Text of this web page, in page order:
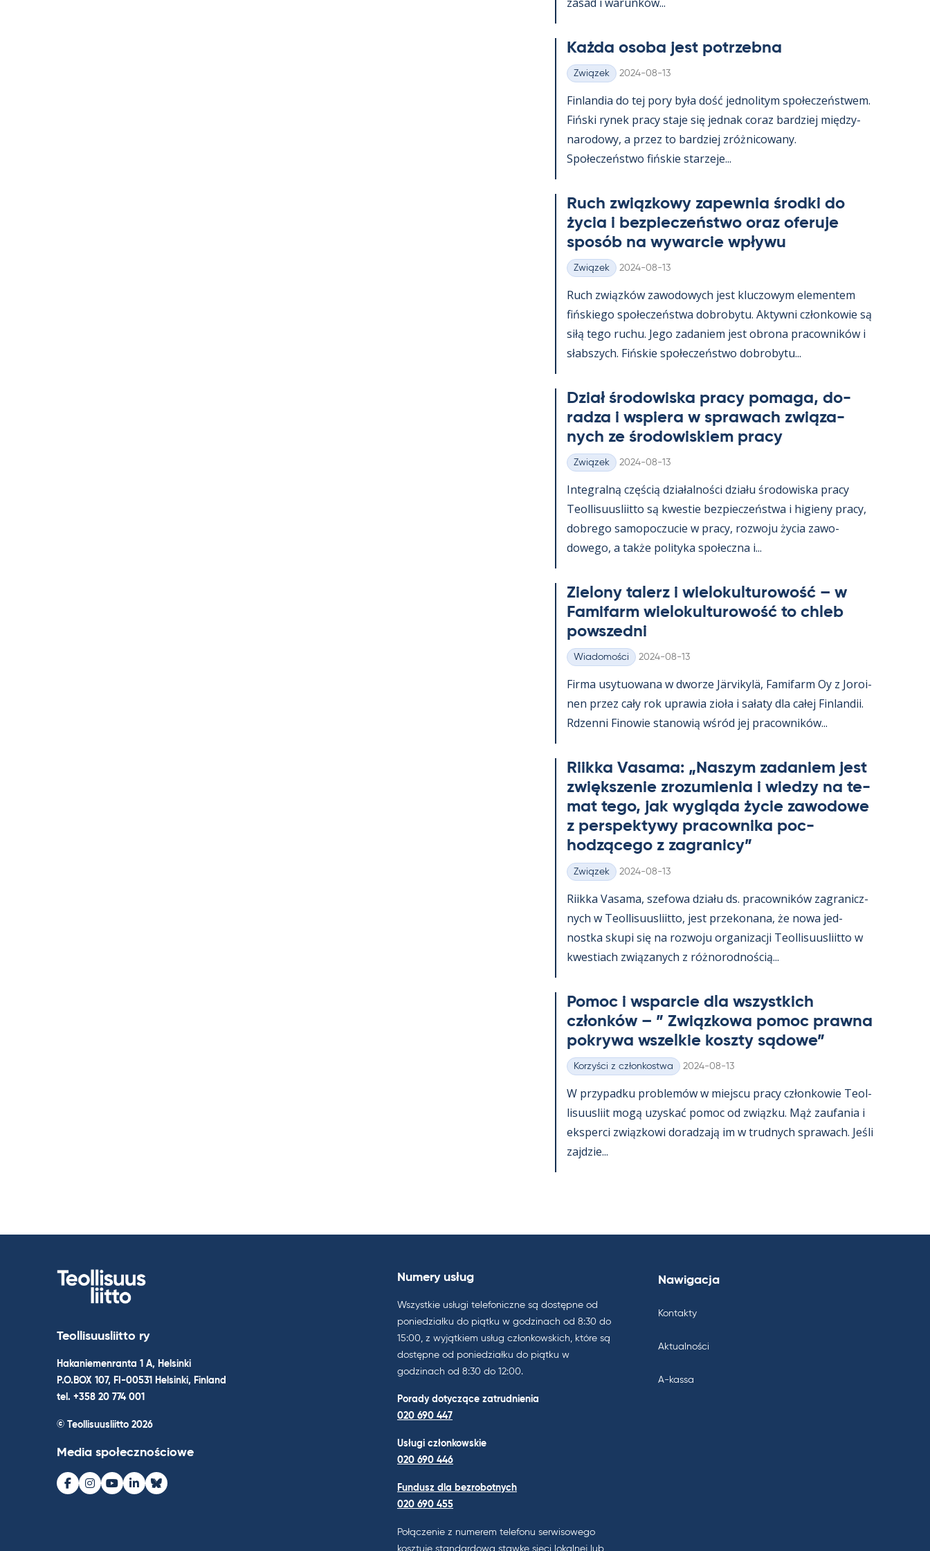
Każda osoba jest potrzebna
Kategorie
Związek Kirjoitettu
2024-08-13
Fin­lan­dia do tej pory była dość jed­no­li­tym społeczeństwem.
Fiński ry­nek pracy staje się jed­nak co­raz bardziej między­
na­ro­dowy, a przez to bardziej zróż­nicowany.
Społeczeństwo fińs­kie starzeje...
Ruch związ­kowy za­pew­nia środki do
życia i bez­pieczeństwo oraz ofe­ruje
sposób na wywarcie wpływu
Kategorie
Związek Kirjoitettu
2024-08-13
Ruch związków zawo­dowych jest kluczowym ele­men­tem
fińs­kiego społeczeństwa do­bro­bytu. Ak­tywni człon­kowie są
siłą tego ruchu. Jego za­da­niem jest obrona pracow­ników i
słabszych. Fińs­kie społeczeństwo do­bro­bytu...
Dział śro­dowiska pracy po­maga, do­
radza i ws­piera w sprawach związa­
nych ze śro­dowis­kiem pracy
Kategorie
Związek Kirjoitettu
2024-08-13
In­te­gralną częścią działal­ności działu śro­dowiska pracy
Teol­li­suus­liitto są kwes­tie bez­pieczeństwa i hi­gieny pracy,
dobrego sa­mo­poczucie w pracy, rozwoju życia zawo­
dowego, a także po­li­tyka społeczna i...
Zie­lony ta­lerz i wie­lo­kul­tu­rowość – w
Fa­mi­farm wie­lo­kul­tu­rowość to ch­leb
powszedni
Kategorie
Wiadomości Kirjoitettu
2024-08-13
Firma usy­tuowana w dworze Jär­vi­kylä, Fa­mi­farm Oy z Jo­roi­
nen przez cały rok uprawia zioła i sałaty dla całej Fin­lan­dii.
Rdzenni Fi­nowie sta­nowią wśród jej pracow­ników...
Riikka Va­sama: „Naszym za­da­niem jest
zwiększe­nie zrozu­mie­nia i wiedzy na te­
mat tego, jak wygląda życie zawo­dowe
z pers­pek­tywy pracow­nika poc­
hodzącego z za­gra­nicy”
Kategorie
Związek Kirjoitettu
2024-08-13
Riikka Va­sama, sze­fowa działu ds. pracow­ników za­gra­nicz­
nych w Teol­li­suus­liitto, jest prze­ko­nana, że nowa jed­
nostka skupi się na rozwoju or­ga­nizacji Teol­li­suus­liitto w
kwes­tiach związa­nych z róż­no­rod­nością...
Po­moc i ws­parcie dla wszyst­kich
członków – ” Związ­kowa po­moc prawna
pok­rywa wszel­kie koszty są­dowe”
Kategorie
Korzyści z członkostwa Kirjoitettu
2024-08-13
W przy­padku problemów w miejscu pracy człon­kowie Teol­
li­suus­liit mogą uzys­kać po­moc od związku. Mąż zau­fa­nia i
eks­perci związ­kowi do­radzają im w trud­nych sprawach. Jeśli
zajdzie...
Teollisuusliitto ry
Hakaniemenranta 1 A, Helsinki
P.O.BOX 107, FI-00531 Helsinki, Finland
tel. +358 20 774 001
© Teollisuusliitto 2026
Media społecznościowe
Facebook
Instagram
Youtube
LinkedInBluesky
Numery usług
Wszystkie usługi telefoniczne są dostępne od
poniedziałku do piątku w godzinach od 8:30 do
15:00, z wyjątkiem usług członkowskich, które są
dostępne od poniedziałku do piątku w
godzinach od 8:30 do 12:00.
Porady dotyczące zatrudnienia
020 690 447
Usługi członkowskie
020 690 446
Fundusz dla bezrobotnych
020 690 455
Połączenie z numerem telefonu serwisowego
kosztuje standardową stawkę sieci lokalnej lub
Nawigacja
Kontakty
Aktualności
A-kassa